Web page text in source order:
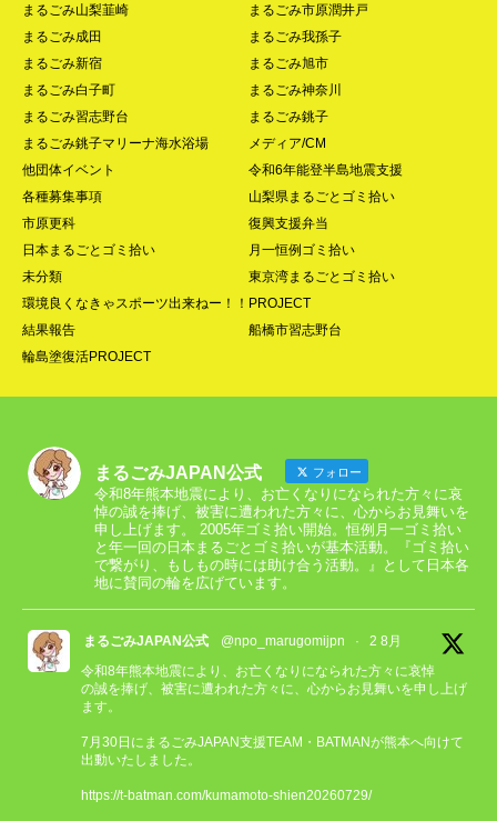
まるごみ山梨韮崎
まるごみ市原潤井戸
まるごみ成田
まるごみ我孫子
まるごみ新宿
まるごみ旭市
まるごみ白子町
まるごみ神奈川
まるごみ習志野台
まるごみ銚子
まるごみ銚子マリーナ海水浴場
メディア/CM
他団体イベント
令和6年能登半島地震支援
各種募集事項
山梨県まるごとゴミ拾い
市原更科
復興支援弁当
日本まるごとゴミ拾い
月一恒例ゴミ拾い
未分類
東京湾まるごとゴミ拾い
環境良くなきゃスポーツ出来ねー！！PROJECT
結果報告
船橋市習志野台
輪島塗復活PROJECT
まるごみJAPAN公式 フォロー
令和8年熊本地震により、お亡くなりになられた方々に哀
悼の誠を捧げ、被害に遭われた方々に、心からお見舞いを
申し上げます。 2005年ゴミ拾い開始。恒例月一ゴミ拾い
と年一回の日本まるごとゴミ拾いが基本活動。『ゴミ拾い
で繋がり、もしもの時には助け合う活動。』として日本各
地に賛同の輪を広げています。
まるごみJAPAN公式 @npo_marugomijpn ·
2 8月
令和8年熊本地震により、お亡くなりになられた方々に哀悼
の誠を捧げ、被害に遭われた方々に、心からお見舞いを申し上げ
ます。
7月30日にまるごみJAPAN支援TEAM・BATMANが熊本へ向けて
出動いたしました。
https://t-batman.com/kumamoto-shien20260729/